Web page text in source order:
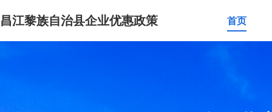
昌江黎族自治县企业优惠政策 首页